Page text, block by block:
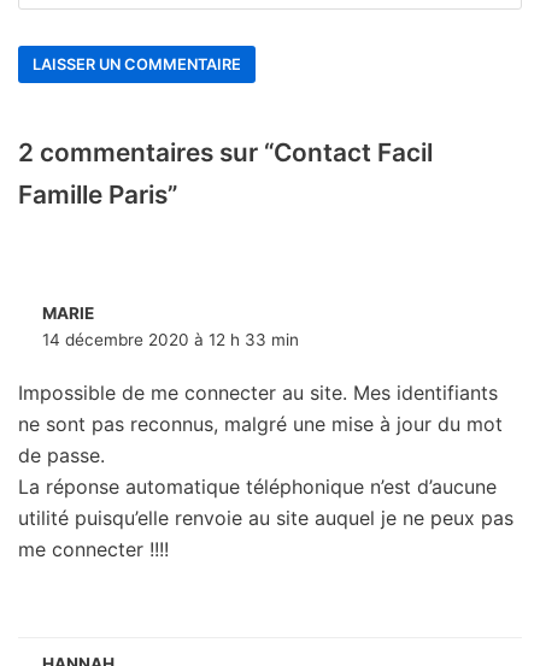
2 commentaires sur “Contact Facil
Famille Paris”
MARIE
14 décembre 2020 à 12 h 33 min
Impossible de me connecter au site. Mes identifiants
ne sont pas reconnus, malgré une mise à jour du mot
de passe.
La réponse automatique téléphonique n’est d’aucune
utilité puisqu’elle renvoie au site auquel je ne peux pas
me connecter !!!!